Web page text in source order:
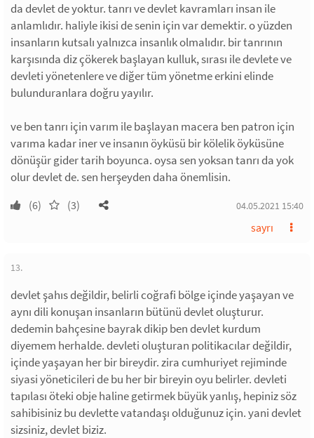
da devlet de yoktur. tanrı ve devlet kavramları insan ile
anlamlıdır. haliyle ikisi de senin için var demektir. o yüzden
insanların kutsalı yalnızca insanlık olmalıdır. bir tanrının
karşısında diz çökerek başlayan kulluk, sırası ile devlete ve
devleti yönetenlere ve diğer tüm yönetme erkini elinde
bulunduranlara doğru yayılır.
ve ben tanrı için varım ile başlayan macera ben patron için
varıma kadar iner ve insanın öyküsü bir kölelik öyküsüne
dönüşür gider tarih boyunca. oysa sen yoksan tanrı da yok
olur devlet de. sen herşeyden daha önemlisin.
(6) (3) 04.05.2021 15:40
sayrı
13.
devlet şahıs değildir, belirli coğrafi bölge içinde yaşayan ve
aynı dili konuşan insanların bütünü devlet oluşturur.
dedemin bahçesine bayrak dikip ben devlet kurdum
diyemem herhalde. devleti oluşturan politikacılar değildir,
içinde yaşayan her bir bireydir. zira cumhuriyet rejiminde
siyasi yöneticileri de bu her bir bireyin oyu belirler. devleti
tapılası öteki obje haline getirmek büyük yanlış, hepiniz söz
sahibisiniz bu devlette vatandaşı olduğunuz için. yani devlet
sizsiniz, devlet biziz.